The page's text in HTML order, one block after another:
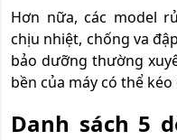
Hơn nữa, các model
chịu nhiệt, chống va
bảo dưỡng thường
bền của máy có thể
Danh sách 5